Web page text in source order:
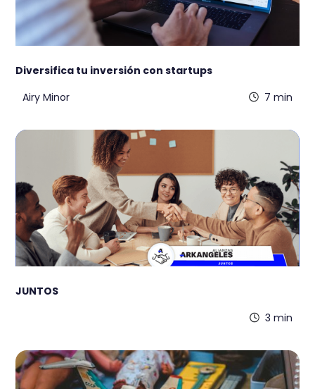
Diversifica tu inversión con startups
Airy Minor
7 min
JUNTOS
3 min